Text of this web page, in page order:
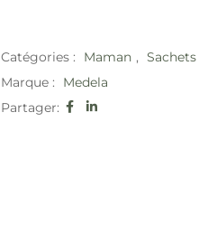
Catégories : Maman ,
Marque :
Medela
Partager: